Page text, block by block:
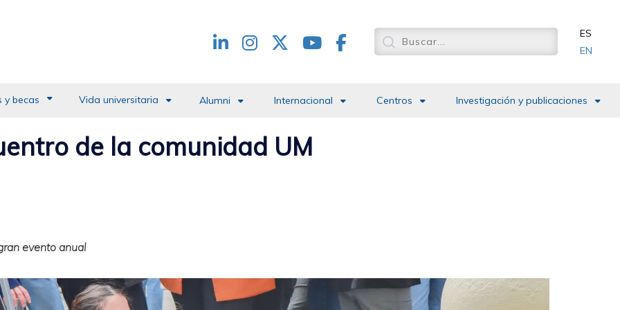
Redes
ES
EN
y becas Vida universitaria Alumni Internacional Centros Investigación y publicaciones
de la comunidad UM
evento anual